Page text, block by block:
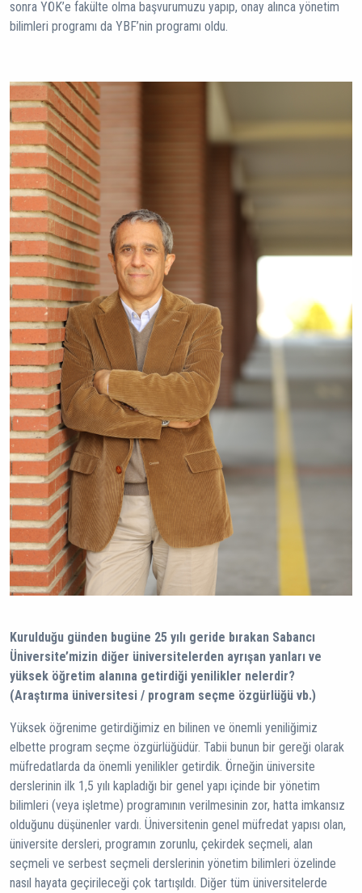
sonra YÖK’e fakülte olma başvurumuzu yapıp, onay alınca yönetim
bilimleri programı da YBF’nin programı oldu.
Kurulduğu günden bugüne 25 yılı geride bırakan Sabancı
Üniversite’mizin diğer üniversitelerden ayrışan yanları ve
yüksek öğretim alanına getirdiği yenilikler nelerdir?
(Araştırma üniversitesi / program seçme özgürlüğü vb.)
Yüksek öğrenime getirdiğimiz en bilinen ve önemli yeniliğimiz
elbette program seçme özgürlüğüdür. Tabii bunun bir gereği olarak
müfredatlarda da önemli yenilikler getirdik. Örneğin üniversite
derslerinin ilk 1,5 yılı kapladığı bir genel yapı içinde bir yönetim
bilimleri (veya işletme) programının verilmesinin zor, hatta imkansız
olduğunu düşünenler vardı. Üniversitenin genel müfredat yapısı olan,
üniversite dersleri, programın zorunlu, çekirdek seçmeli, alan
seçmeli ve serbest seçmeli derslerinin yönetim bilimleri özelinde
nasıl hayata geçirileceği çok tartışıldı. Diğer tüm üniversitelerde